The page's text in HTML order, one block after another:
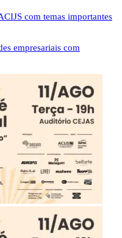
com temas importantes
empresariais com